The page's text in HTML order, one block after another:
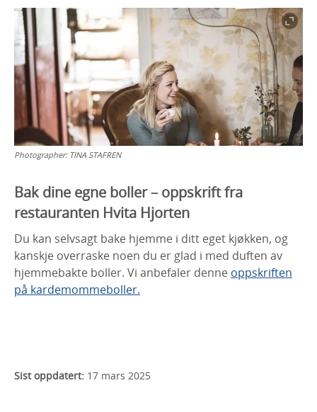
Photographer: TINA STAFREN
Bak dine egne boller – oppskrift fra
restauranten Hvita Hjorten
Du kan selvsagt bake hjemme i ditt eget kjøkken, og
kanskje overraske noen du er glad i med duften av
hjemmebakte boller. Vi anbefaler denne oppskriften
på kardemommeboller.
Sist oppdatert: 17 mars 2025